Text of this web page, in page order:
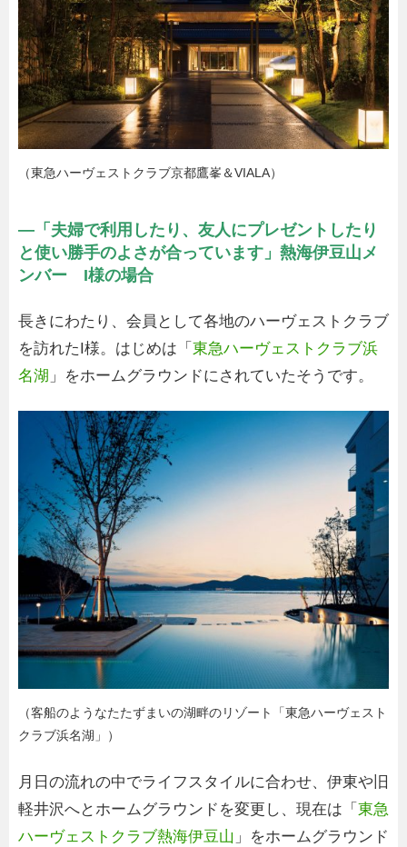
（東急ハーヴェストクラブ京都鷹峯＆VIALA）
—「夫婦で利用したり、友人にプレゼントしたり
と使い勝手のよさが合っています」熱海伊豆山メ
ンバー I様の場合
長きにわたり、会員として各地のハーヴェストクラブ
を訪れたI様。はじめは「 東急ハーヴェストクラブ浜
名湖 」をホームグラウンドにされていたそうです。
（客船のようなたたずまいの湖畔のリゾート「東急ハーヴェスト
クラブ浜名湖」）
月日の流れの中でライフスタイルに合わせ、伊東や旧
軽井沢へとホームグラウンドを変更し、現在は「 東急
ハーヴェストクラブ熱海伊豆山 」をホームグラウンド